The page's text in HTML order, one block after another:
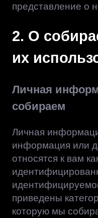
представление о
2. О
их
Личная
собираем
Личная
информация или
относятся к вам
приведены
которую мы